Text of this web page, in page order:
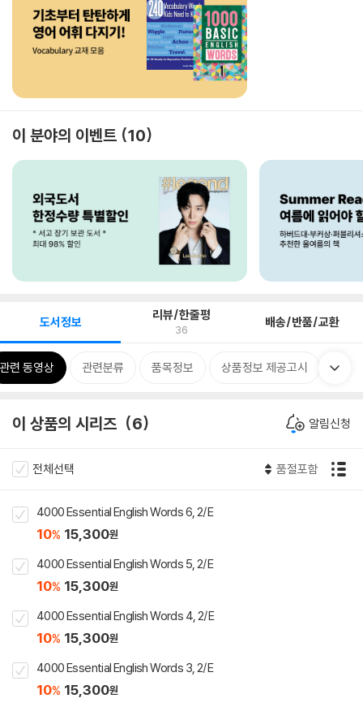
이 분야의 이벤트 10
도서정보 리뷰/한줄평
36 배송/반품/교환
관련 동영상 관련분류 품목정보 상품정보 제공고시
이 상품의 시리즈 6 알림신청
전체선택 품절포함
4000 Essential English Words 6, 2/E
10% 15,300원
4000 Essential English Words 5, 2/E
10% 15,300원
4000 Essential English Words 4, 2/E
10% 15,300원
4000 Essential English Words 3, 2/E
10% 15,300원